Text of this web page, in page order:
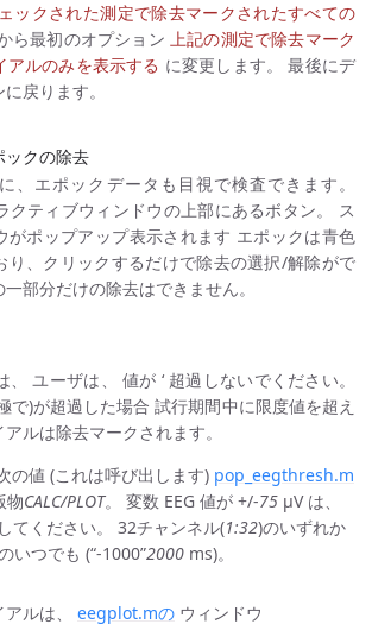
ックされた測定で除去マークされたすべての
ら最初のオプション上記の測定で除去マーク
アルのみを表示する に変更します。 最後にデ
戻ります。
ックの除去
、エポックデータも目視で検査できます。
クティブウィンドウの上部にあるボタン。 ス
がポップアップ表示されます エポックは青色
り、クリックするだけで除去の選択/解除がで
部分だけの除去はできません。
ユーザは、 値が ‘ 超過しないでください。
で)が超過した場合 試行期間中に限度値を超え
ルは除去マークされます。
の値 (これは呼び出します) pop_eegthresh.m
物CALC/PLOT。 変数 EEG 値が +/-75 μV は、
てください。 32チャンネル(1:32)のいずれか
いつでも (“-1000”2000 ms)。
ルは、 eegplot.mの ウィンドウ